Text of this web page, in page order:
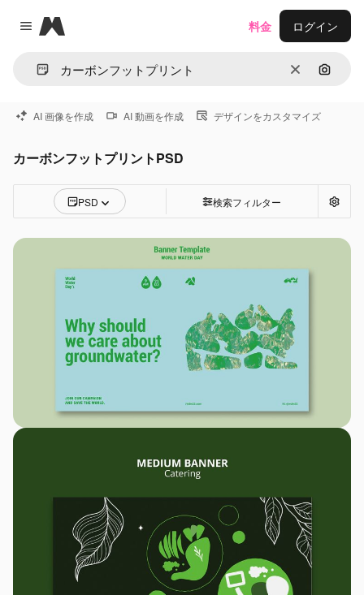
Close menu
Magnific
消去 画像で
料金 ログイン
AI 画像を作成 AI 動画を作成 デザインをカスタマイズ
カーボンフットプリントPSD
PSD 検索フィルター